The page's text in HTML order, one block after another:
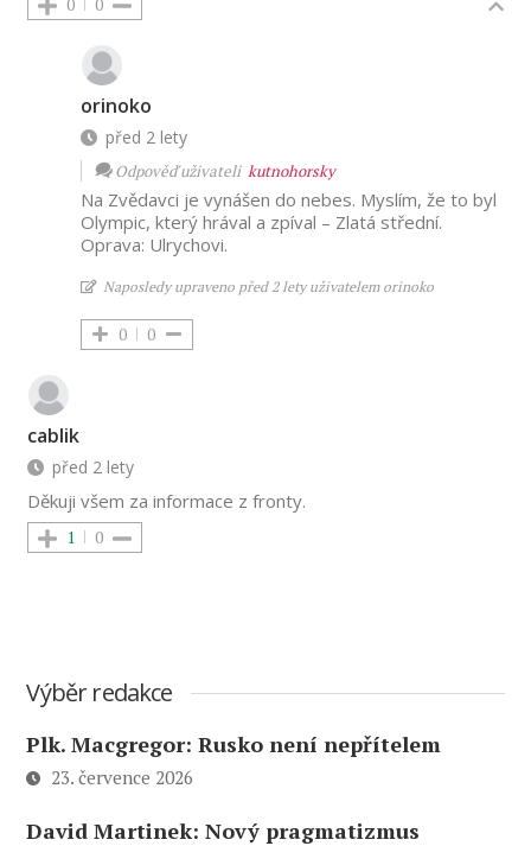
orinoko
před 2 lety
Odpověď uživateli kutnohorsky
Na Zvědavci je vynášen do nebes. Myslím, že to byl
Olympic, který hrával a zpíval – Zlatá střední.
Oprava: Ulrychovi.
Naposledy upraveno před 2 lety uživatelem orinoko
0 0
cablik
před 2 lety
Děkuji všem za informace z fronty.
1 0
Výběr redakce
Plk. Macgregor: Rusko není nepřítelem
23. července 2026
David Martinek: Nový pragmatizmus